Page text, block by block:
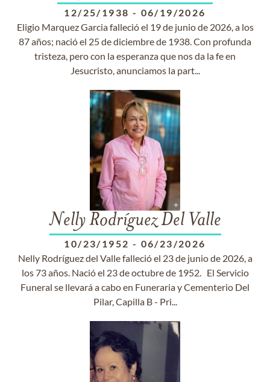
12/25/1938 - 06/19/2026
Eligio Marquez Garcia falleció el 19 de junio de 2026, a los
87 años; nació el 25 de diciembre de 1938. Con profunda
tristeza, pero con la esperanza que nos da la fe en
Jesucristo, anunciamos la part...
Nelly Rodríguez Del Valle
10/23/1952 - 06/23/2026
Nelly Rodríguez del Valle falleció el 23 de junio de 2026, a
los 73 años. Nació el 23 de octubre de 1952. El Servicio
Funeral se llevará a cabo en Funeraria y Cementerio Del
Pilar, Capilla B - Pri...